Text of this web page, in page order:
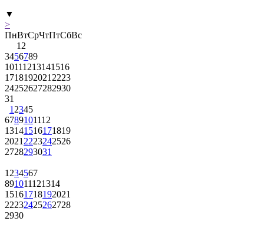
▼
>
ПнВтСрЧтПтСбВс
12
3456789
10111213141516
17181920212223
24252627282930
31
12345
6789101112
13141516171819
20212223242526
2728293031
1234567
891011121314
15161718192021
22232425262728
2930